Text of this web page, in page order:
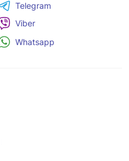
Telegram
Viber
Whatsapp